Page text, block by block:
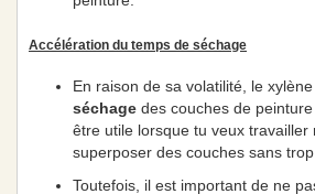
Accélération du temps de séchage
En raison de sa volatilité, le
séchage des couches de
être utile lorsque tu veux travailler
superposer des couches sans trop
Toutefois, il est important de ne